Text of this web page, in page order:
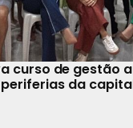
curso de gestão
periferias da